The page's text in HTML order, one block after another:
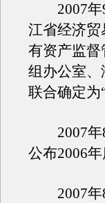
2007年9
江省经济
有资产监
组办公室
联合确定为
2007年8
公布2006年
2007年8